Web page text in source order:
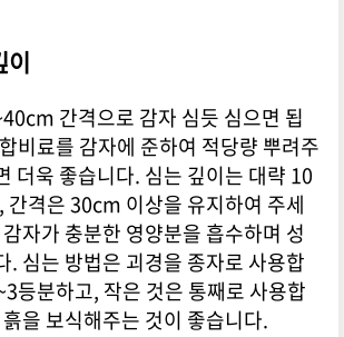
이
간격으로 감자 심듯 심으면 됩
비료를 감자에 준하여 적당량 뿌려주
더욱 좋습니다. 심는 깊이는 대략 10
격은 30cm 이상을 유지하여 주세
자가 충분한 영양분을 흡수하며 성
. 심는 방법은 괴경을 종자로 사용합
등분하고, 작은 것은 통째로 사용합
을 보식해주는 것이 좋습니다.